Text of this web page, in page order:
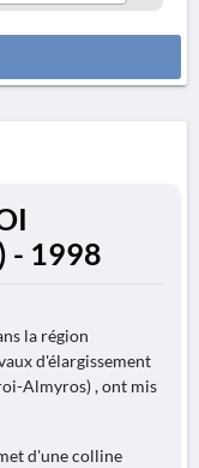
- 1998
la région
d'élargissement
Almyros) , ont mis
d'une colline